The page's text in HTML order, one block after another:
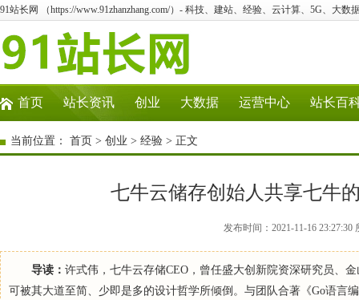
91站长网 （https://www.91zhanzhang.com/）- 科技、建站、经验、云计算、5G、大数
首页 站长资讯 创业 大数据 运营中心 站长百
当前位置： 首页 > 创业 > 经验 > 正文
七牛云储存创始人共享七牛
发布时间：2021-11-16
导读： 许式伟，七牛云存储CEO，曾任盛大创新院资深研究员、
可被其大道至简、少即是多的设计哲学所倾倒。与团队合著《Go语言